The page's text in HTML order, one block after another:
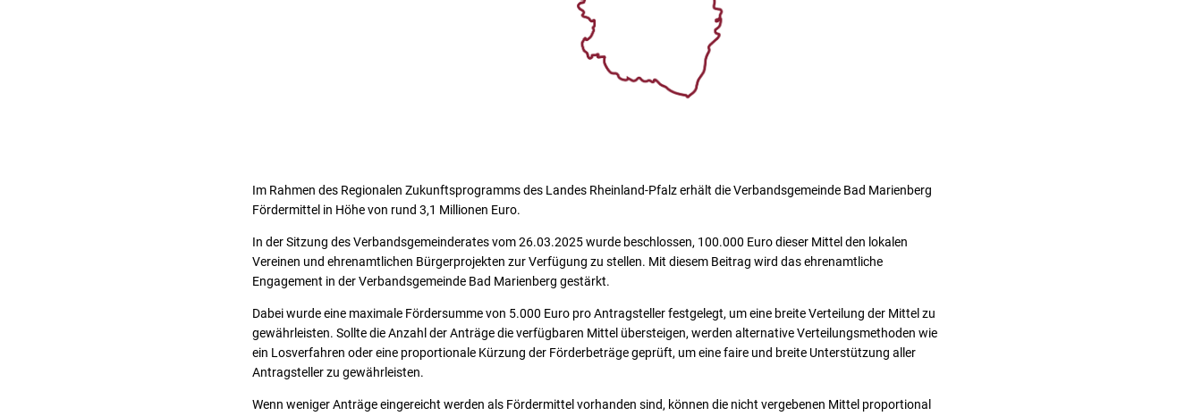
Im Rahmen des Regionalen Zukunftsprogramms des Landes Rheinland-Pfalz erhält die Verbandsgemeinde Bad Marienberg
Fördermittel in Höhe von rund 3,1 Millionen Euro.
In der Sitzung des Verbandsgemeinderates vom 26.03.2025 wurde beschlossen, 100.000 Euro dieser Mittel den lokalen
Vereinen und ehrenamtlichen Bürgerprojekten zur Verfügung zu stellen. Mit diesem Beitrag wird das ehrenamtliche
Engagement in der Verbandsgemeinde Bad Marienberg gestärkt.
Dabei wurde eine maximale Fördersumme von 5.000 Euro pro Antragsteller festgelegt, um eine breite Verteilung der Mittel zu
gewährleisten. Sollte die Anzahl der Anträge die verfügbaren Mittel übersteigen, werden alternative Verteilungsmethoden wie
ein Losverfahren oder eine proportionale Kürzung der Förderbeträge geprüft, um eine faire und breite Unterstützung aller
Antragsteller zu gewährleisten.
Wenn weniger Anträge eingereicht werden als Fördermittel vorhanden sind, können die nicht vergebenen Mittel proportional